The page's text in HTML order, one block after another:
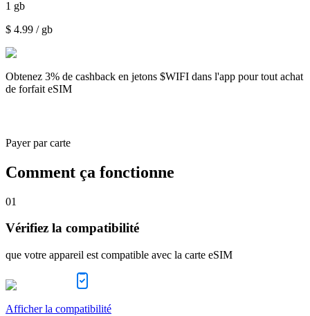
1 gb
$ 4.99 / gb
Obtenez 3% de cashback en jetons $WIFI dans l'app pour tout achat
de forfait eSIM
Payer par carte
Comment ça fonctionne
01
Vérifiez la compatibilité
que votre appareil est compatible avec la carte eSIM
Afficher la compatibilité